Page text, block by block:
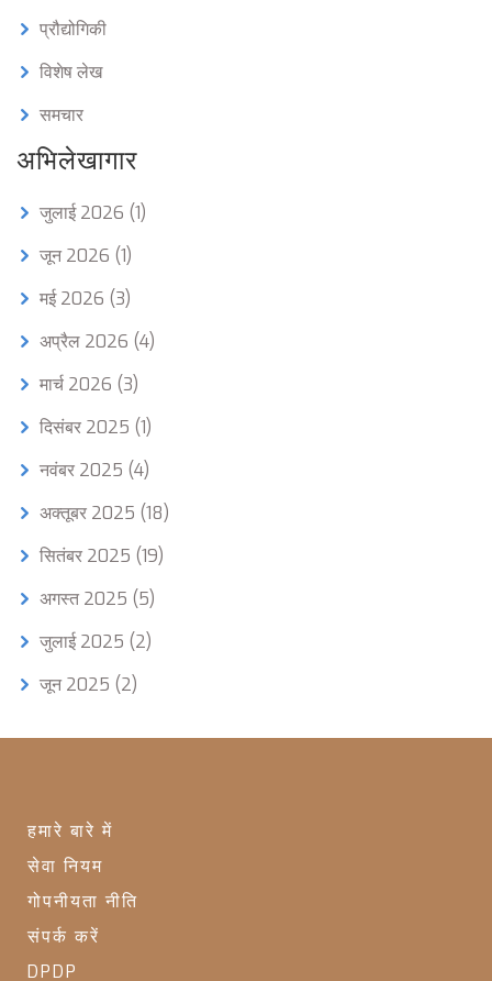
प्रौद्योगिकी
विशेष लेख
समचार
अभिलेखागार
जुलाई 2026 (1)
जून 2026 (1)
मई 2026 (3)
अप्रैल 2026 (4)
मार्च 2026 (3)
दिसंबर 2025 (1)
नवंबर 2025 (4)
अक्तूबर 2025 (18)
सितंबर 2025 (19)
अगस्त 2025 (5)
जुलाई 2025 (2)
जून 2025 (2)
हमारे बारे में
सेवा नियम
गोपनीयता नीति
संपर्क करें
DPDP